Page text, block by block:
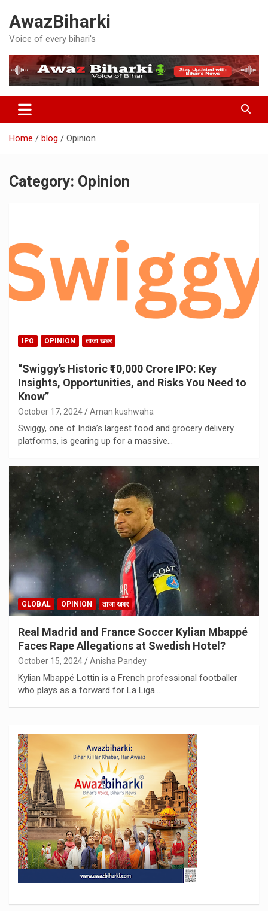
content
AwazBiharki
Voice of every bihari's
Home blog Opinion
Category: Opinion
IPO OPINION ताजा खबर
“Swiggy’s Historic ₹10,000 Crore IPO: Key
Insights, Opportunities, and Risks You Need to
Know”
October 17, 2024 Aman kushwaha
Swiggy, one of India’s largest food and grocery delivery
platforms, is gearing up for a massive…
GLOBAL OPINION ताजा खबर
Real Madrid and France Soccer Kylian Mbappé
Faces Rape Allegations at Swedish Hotel?
October 15, 2024 Anisha Pandey
Kylian Mbappé Lottin is a French professional footballer
who plays as a forward for La Liga…